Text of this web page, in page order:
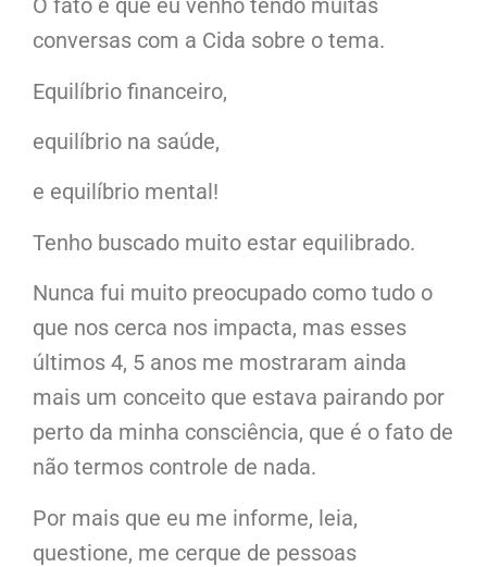
O fato é que eu venho tendo muitas
conversas com a Cida sobre o tema.
Equilíbrio financeiro,
equilíbrio na saúde,
e equilíbrio mental!
Tenho buscado muito estar equilibrado.
Nunca fui muito preocupado como tudo o
que nos cerca nos impacta, mas esses
últimos 4, 5 anos me mostraram ainda
mais um conceito que estava pairando por
perto da minha consciência, que é o fato de
não termos controle de nada.
Por mais que eu me informe, leia,
questione, me cerque de pessoas